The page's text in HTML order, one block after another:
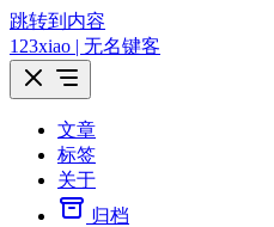
跳转到内容
123xiao | 无名键客
文章
标签
关于
归档